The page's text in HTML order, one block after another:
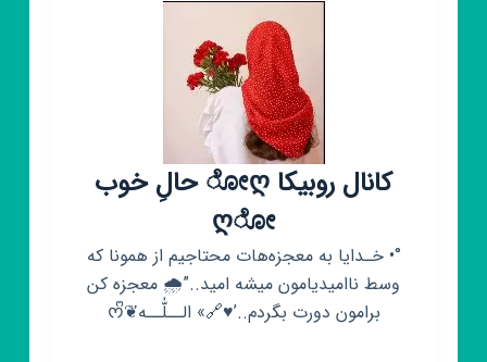
کانال روبیکا ೋღ حالِ خوب
ღೋ
°• خـدایا به‌ معجزه‌هات‌ محتاجیم از همونا‌ که‌
وسط‌ ناامیدیامون‌ میشه‌‌ امید..”🌧 معجزه‌ کن‌
برامون‌ دورت‌ بگردم‌..’♥️🔗» الــلّٰــه❦ᰔᩚ